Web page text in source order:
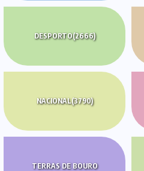
DESPORTO(2666)
NACIONAL(3790)
TERRAS DE BOURO